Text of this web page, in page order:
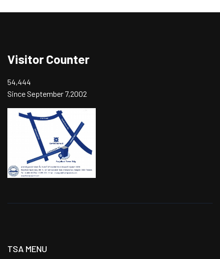
Visitor Counter
54,444
Since September 7,2002
TSA MENU